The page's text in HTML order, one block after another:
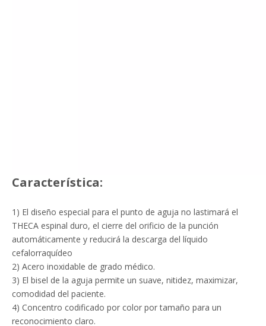
Característica:
1) El diseño especial para el punto de aguja no lastimará el
THECA espinal duro, el cierre del orificio de la punción
automáticamente y reducirá la descarga del líquido
cefalorraquídeo
2) Acero inoxidable de grado médico.
3) El bisel de la aguja permite un suave, nitidez, maximizar,
comodidad del paciente.
4) Concentro codificado por color por tamaño para un
reconocimiento claro.